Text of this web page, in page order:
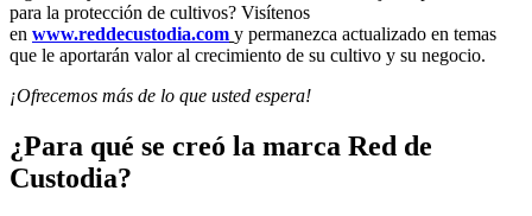
para la protección de cultivos? Visítenos
en www.reddecustodia.com y permanezca actualizado en temas
que le aportarán valor al crecimiento de su cultivo y su negocio.
¡Ofrecemos más de lo que usted espera!
¿Para qué se creó la marca Red de
Custodia?